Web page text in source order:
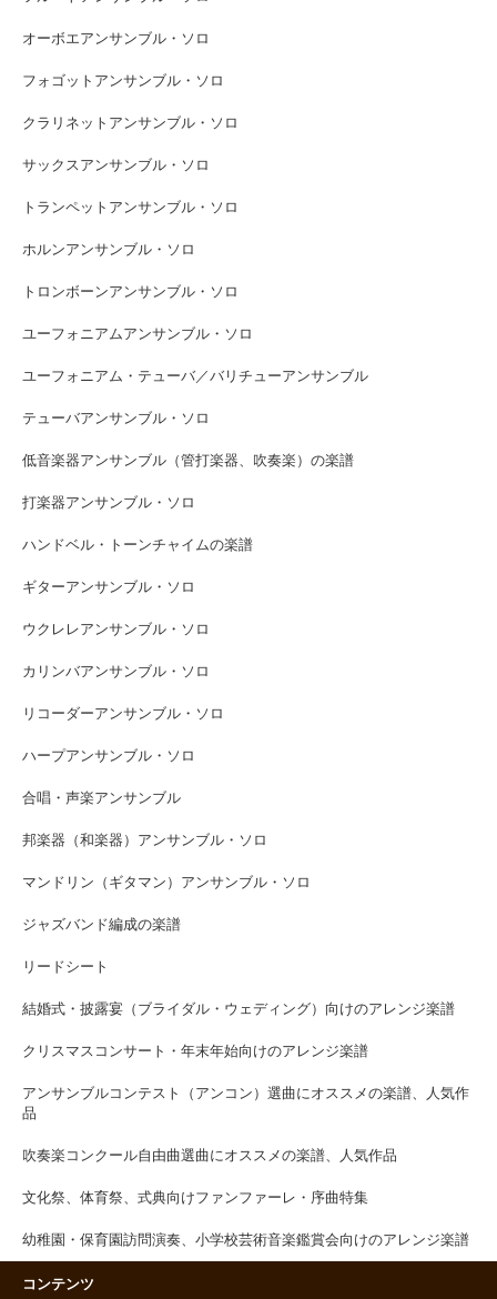
オーボエアンサンブル・ソロ
フォゴットアンサンブル・ソロ
クラリネットアンサンブル・ソロ
サックスアンサンブル・ソロ
トランペットアンサンブル・ソロ
ホルンアンサンブル・ソロ
トロンボーンアンサンブル・ソロ
ユーフォニアムアンサンブル・ソロ
ユーフォニアム・テューバ／バリチューアンサンブル
テューバアンサンブル・ソロ
低音楽器アンサンブル（管打楽器、吹奏楽）の楽譜
打楽器アンサンブル・ソロ
ハンドベル・トーンチャイムの楽譜
ギターアンサンブル・ソロ
ウクレレアンサンブル・ソロ
カリンバアンサンブル・ソロ
リコーダーアンサンブル・ソロ
ハープアンサンブル・ソロ
合唱・声楽アンサンブル
邦楽器（和楽器）アンサンブル・ソロ
マンドリン（ギタマン）アンサンブル・ソロ
ジャズバンド編成の楽譜
リードシート
結婚式・披露宴（ブライダル・ウェディング）向けのアレンジ楽譜
クリスマスコンサート・年末年始向けのアレンジ楽譜
アンサンブルコンテスト（アンコン）選曲にオススメの楽譜、人気作
品
吹奏楽コンクール自由曲選曲にオススメの楽譜、人気作品
文化祭、体育祭、式典向けファンファーレ・序曲特集
幼稚園・保育園訪問演奏、小学校芸術音楽鑑賞会向けのアレンジ楽譜
コンテンツ